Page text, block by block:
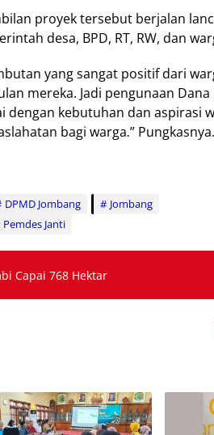
proyek tersebut berjalan
desa, BPD, RT, RW, dan
yang sangat positif dari
mereka. Jadi pengunaan Dana
dengan kebutuhan dan aspirasi
bagi warga.” Pungkasnya.
DPMD Jombang
Jombang
Pemdes Janti
Capai 768 Hektar